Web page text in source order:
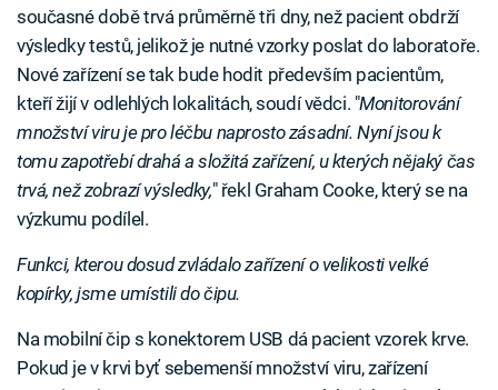
současné době trvá průměrně tři dny, než pacient obdrží
výsledky testů, jelikož je nutné vzorky poslat do laboratoře.
Nové zařízení se tak bude hodit především pacientům,
kteří žijí v odlehlých lokalitách, soudí vědci. "Monitorování
množství viru je pro léčbu naprosto zásadní. Nyní jsou k
tomu zapotřebí drahá a složitá zařízení, u kterých nějaký čas
trvá, než zobrazí výsledky," řekl Graham Cooke, který se na
výzkumu podílel.
Funkci, kterou dosud zvládalo zařízení o velikosti velké
kopírky, jsme umístili do čipu.
Na mobilní čip s konektorem USB dá pacient vzorek krve.
Pokud je v krvi byť sebemenší množství viru, zařízení